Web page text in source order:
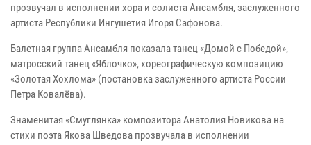
прозвучал в исполнении хора и солиста Ансамбля, заслуженного
артиста Республики Ингушетия Игоря Сафонова.
Балетная группа Ансамбля показала танец «Домой с Победой»,
матросский танец «Яблочко», хореографическую композицию
«Золотая Хохлома» (постановка заслуженного артиста России
Петра Ковалёва).
Знаменитая «Смуглянка» композитора Анатолия Новикова на
стихи поэта Якова Шведова прозвучала в исполнении